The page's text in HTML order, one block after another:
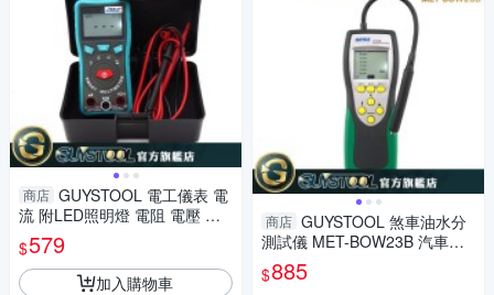
商店 GUYSTOOL 電工儀表 電
流 附LED照明燈 電阻 電壓 多
功能電錶 MET-PTM19A 維修
檢測表 萬用電表
$579
加入購物車
商店 GUYSTOOL 煞車油水分
測試儀 MET-BOW23B 汽車煞
車油檢測 檢測水份含量 煞車油
分析
$885